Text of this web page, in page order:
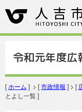
令和元年度広
[ ホーム ] > [市政情報 ] > [
とよし一覧 ]